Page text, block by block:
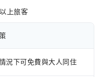
上旅客
況下可免費與大人同住